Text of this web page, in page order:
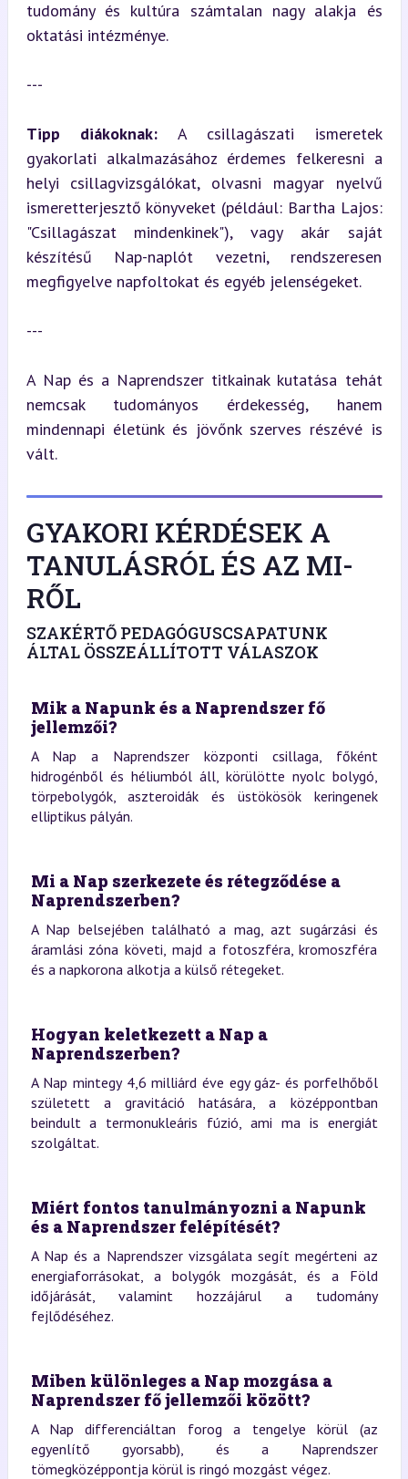
tudomány és kultúra számtalan nagy alakja és
oktatási intézménye.
---
Tipp diákoknak: A csillagászati ismeretek
gyakorlati alkalmazásához érdemes felkeresni a
helyi csillagvizsgálókat, olvasni magyar nyelvű
ismeretterjesztő könyveket (például: Bartha Lajos:
"Csillagászat mindenkinek"), vagy akár saját
készítésű Nap-naplót vezetni, rendszeresen
megfigyelve napfoltokat és egyéb jelenségeket.
---
A Nap és a Naprendszer titkainak kutatása tehát
nemcsak tudományos érdekesség, hanem
mindennapi életünk és jövőnk szerves részévé is
vált.
GYAKORI KÉRDÉSEK A
TANULÁSRÓL ÉS AZ MI-
RŐL
SZAKÉRTŐ PEDAGÓGUSCSAPATUNK
ÁLTAL ÖSSZEÁLLÍTOTT VÁLASZOK
Mik a Napunk és a Naprendszer fő
jellemzői?
A Nap a Naprendszer központi csillaga, főként
hidrogénből és héliumból áll, körülötte nyolc bolygó,
törpebolygók, aszteroidák és üstökösök keringenek
elliptikus pályán.
Mi a Nap szerkezete és rétegződése a
Naprendszerben?
A Nap belsejében található a mag, azt sugárzási és
áramlási zóna követi, majd a fotoszféra, kromoszféra
és a napkorona alkotja a külső rétegeket.
Hogyan keletkezett a Nap a
Naprendszerben?
A Nap mintegy 4,6 milliárd éve egy gáz- és porfelhőből
született a gravitáció hatására, a középpontban
beindult a termonukleáris fúzió, ami ma is energiát
szolgáltat.
Miért fontos tanulmányozni a Napunk
és a Naprendszer felépítését?
A Nap és a Naprendszer vizsgálata segít megérteni az
energiaforrásokat, a bolygók mozgását, és a Föld
időjárását, valamint hozzájárul a tudomány
fejlődéséhez.
Miben különleges a Nap mozgása a
Naprendszer fő jellemzői között?
A Nap differenciáltan forog a tengelye körül (az
egyenlítő gyorsabb), és a Naprendszer
tömegközéppontja körül is ringó mozgást végez.